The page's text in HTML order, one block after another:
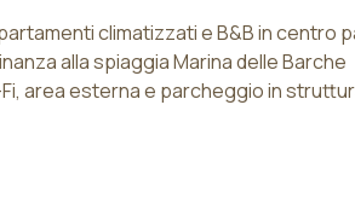
climatizzati e B&B in centro
alla spiaggia Marina delle Barche
area esterna e parcheggio in